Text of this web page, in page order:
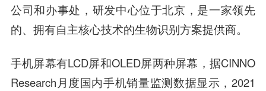
公司和办事处，研发中心位于北京，是一家领先
的、拥有自主核心技术的生物识别方案提供商。
手机屏幕有LCD屏和OLED屏两种屏幕，据CINNO
Research月度国内手机销量监测数据显示，2021